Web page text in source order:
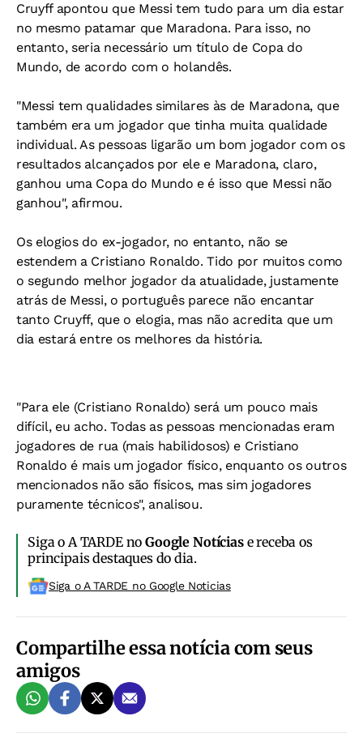
Cruyff apontou que Messi tem tudo para um dia estar
no mesmo patamar que Maradona. Para isso, no
entanto, seria necessário um título de Copa do
Mundo, de acordo com o holandês.
"Messi tem qualidades similares às de Maradona, que
também era um jogador que tinha muita qualidade
individual. As pessoas ligarão um bom jogador com os
resultados alcançados por ele e Maradona, claro,
ganhou uma Copa do Mundo e é isso que Messi não
ganhou", afirmou.
Os elogios do ex-jogador, no entanto, não se
estendem a Cristiano Ronaldo. Tido por muitos como
o segundo melhor jogador da atualidade, justamente
atrás de Messi, o português parece não encantar
tanto Cruyff, que o elogia, mas não acredita que um
dia estará entre os melhores da história.
"Para ele (Cristiano Ronaldo) será um pouco mais
difícil, eu acho. Todas as pessoas mencionadas eram
jogadores de rua (mais habilidosos) e Cristiano
Ronaldo é mais um jogador físico, enquanto os outros
mencionados não são físicos, mas sim jogadores
puramente técnicos", analisou.
Siga o A TARDE noGoogle Notíciase receba os
principais destaques do dia.
Siga o A TARDE no Google Noticias
Compartilhe essa notícia com seus
amigos